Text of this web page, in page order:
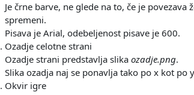
Je črne barve, ne glede na to, če je
spremeni.
Pisava je Arial, odebeljenost pisave je 600.
Ozadje celotne strani
Ozadje strani predstavlja slika ozadje.png.
Slika ozadja naj se ponavlja tako po x kot po
Okvir igre